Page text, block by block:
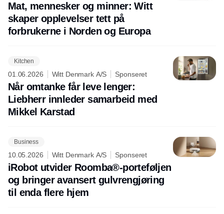
Mat, mennesker og minner: Witt
skaper opplevelser tett på
forbrukerne i Norden og Europa
Kitchen
01.06.2026 Witt Denmark A/S Sponseret
Når omtanke får leve lenger:
Liebherr innleder samarbeid med
Mikkel Karstad
Business
10.05.2026 Witt Denmark A/S Sponseret
iRobot utvider Roomba®-porteføljen
og bringer avansert gulvrengjøring
til enda flere hjem